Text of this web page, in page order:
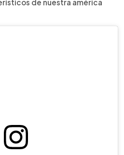
de nuestra américa